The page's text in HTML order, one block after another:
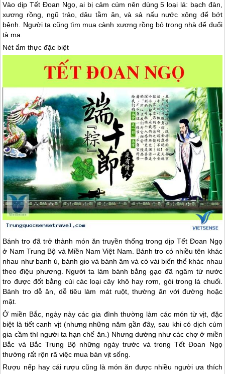
Vào dịp Tết Đoan Ngọ, ai bị cảm cúm nên dùng 5 loại lá: bạch đàn,
xương rồng, ngũ trảo, dâu tằm ăn, và sả nấu nước xông để bớt
bệnh. Người ta cũng tìm mua cành xương rồng bỏ trong nhà để đuổi
tà ma.
Nét ẩm thực đặc biệt
Bánh tro đã trở thành món ăn truyền thống trong dịp Tết Đoan Ngọ
ở Nam Trung Bộ và Miền Nam Việt Nam. Bánh tro có nhiều tên khác
nhau như banh ú, bánh gio và bánh âm và có vài biến thể khác nhau
theo điệu phương. Người ta làm bánh bằng gạo đã ngâm từ nước
tro được đốt bằng củi các loại cây khô hay rơm, gói trong lá chuối.
Bánh tro dễ ăn, dễ tiêu làm mát ruột, thường ăn với đường hoặc
mật.
Ở miền Bắc, ngày này các gia đình thường làm các món từ vịt, đặc
biệt là tiết canh vịt (nhưng những năm gần đây, sau khi có dịch cúm
gia cầm thì người ta hạn chế ăn.) Nhưng dường như các chợ ở miền
Bắc và Bắc Trung Bộ những ngày trước và trong Tết Đoan Ngọ
thường rất rộn rã việc mua bán vịt sống.
Rượu nếp hay cái rượu cũng là món ăn được nhiều người ưa thích